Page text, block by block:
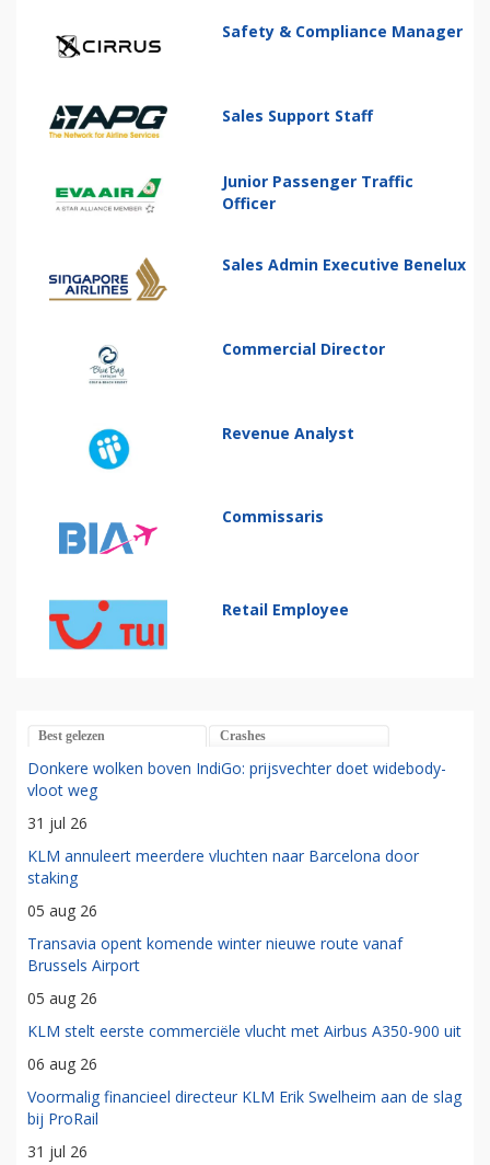
Safety & Compliance Manager
Sales Support Staff
Junior Passenger Traffic
Officer
Sales Admin Executive Benelux
Commercial Director
Revenue Analyst
Commissaris
Retail Employee
Best gelezen Crashes
Donkere wolken boven IndiGo: prijsvechter doet widebody-
vloot weg
31 jul 26
KLM annuleert meerdere vluchten naar Barcelona door
staking
05 aug 26
Transavia opent komende winter nieuwe route vanaf
Brussels Airport
05 aug 26
KLM stelt eerste commerciële vlucht met Airbus A350-900 uit
06 aug 26
Voormalig financieel directeur KLM Erik Swelheim aan de slag
bij ProRail
31 jul 26